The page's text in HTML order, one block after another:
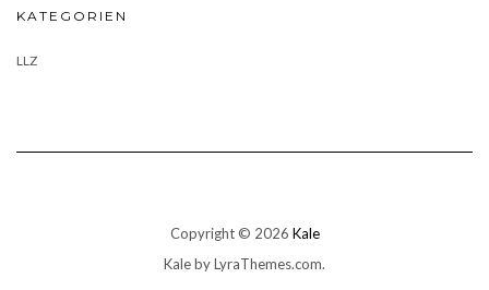
KATEGORIEN
LLZ
Copyright © 2026 Kale
Kaleby LyraThemes.com.